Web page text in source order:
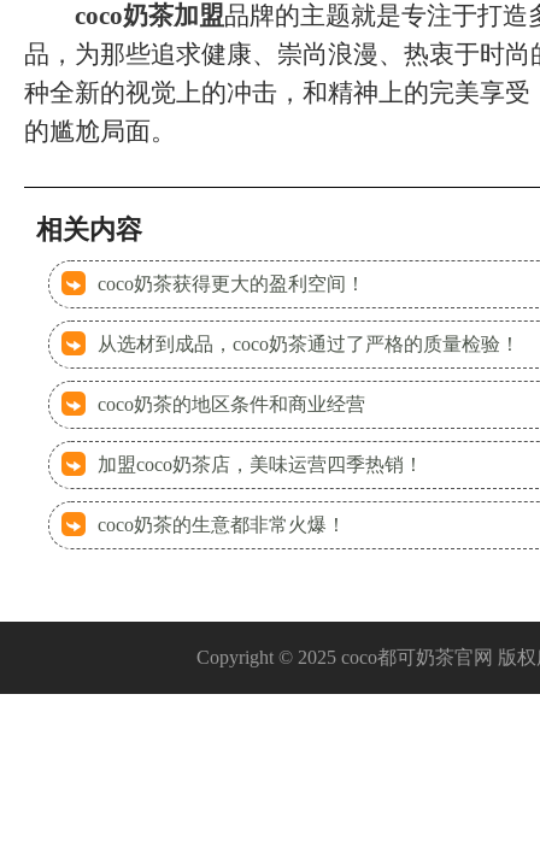
coco奶茶加盟品牌的主题就是专注于打造
品，为那些追求健康、崇尚浪漫、热衷于时
种全新的视觉上的冲击，和精神上的完美享受
的尴尬局面。
相关内容
coco奶茶获得更大的盈利空间！
从选材到成品，coco奶茶通过了严格的质量检验！
coco奶茶的地区条件和商业经营
加盟coco奶茶店，美味运营四季热销！
coco奶茶的生意都非常火爆！
Copyright © 2025 coco都可奶茶官网 版